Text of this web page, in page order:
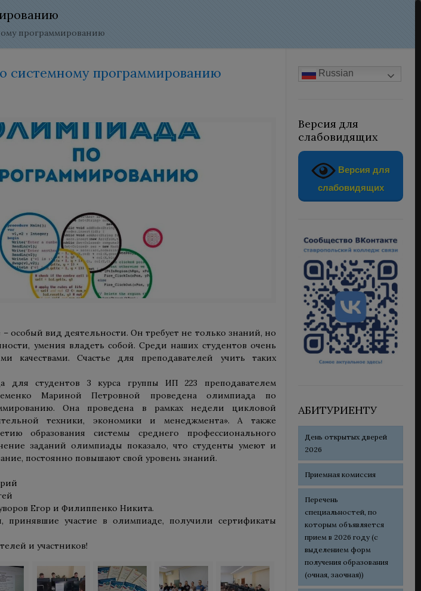
программированию
системному программированию
особый вид деятельности. Он требует не только знаний, но
умения владеть собой. Среди наших студентов очень
качествами. Счастье для преподавателей учить таких
для студентов 3 курса группы ИП 223 преподавателем
Мариной Петровной проведена олимпиада по
Она проведена в рамках недели цикловой
техники, экономики и менеджмента». А также
образования системы среднего профессионального
заданий олимпиады показало, что студенты умеют и
постоянно повышают свой уровень знаний.
Егор и Филиппенко Никита.
принявшие участие в олимпиаде, получили сертификаты
и участников!
Russian
Версия для
слабовидящих
Версия для
слабовидящих
АБИТУРИЕНТУ
День открытых дверей
2026
Приемная комиссия
Перечень
специальностей, по
которым объявляется
прием в 2026 году (с
выделением форм
получения образования
(очная, заочная))